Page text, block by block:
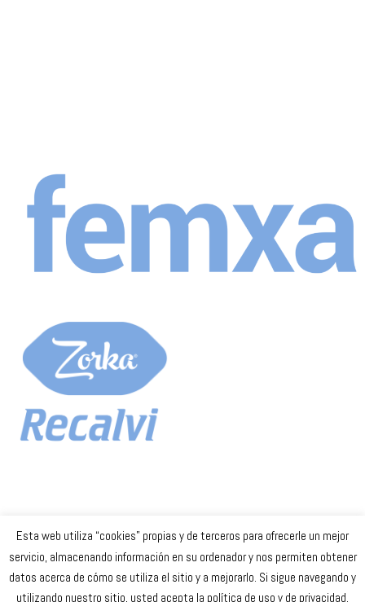
Celta Baloncesto Femenino. 2023
secretaria@celtabaloncesto.com
Esta web utiliza “cookies” propias y de terceros para ofrecerle un mejor
servicio, almacenando información en su ordenador y nos permiten obtener
datos acerca de cómo se utiliza el sitio y a mejorarlo. Si sigue navegando y
utilizando nuestro sitio, usted acepta la política de uso y de privacidad.